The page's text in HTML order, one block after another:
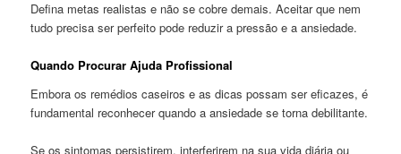
Defina metas realistas e não se cobre demais. Aceitar que nem
tudo precisa ser perfeito pode reduzir a pressão e a ansiedade.
Quando Procurar Ajuda Profissional
Embora os remédios caseiros e as dicas possam ser eficazes, é
fundamental reconhecer quando a ansiedade se torna debilitante.
Se os sintomas persistirem, interferirem na sua vida diária ou